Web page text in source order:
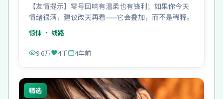
【友情提示】零号回响有温柔也有锋利；如果你今天
情绪很满，建议改天再看——它会叠加，而不是稀释。
惊悚 · 线路
9.6万 4千 4年前
精选